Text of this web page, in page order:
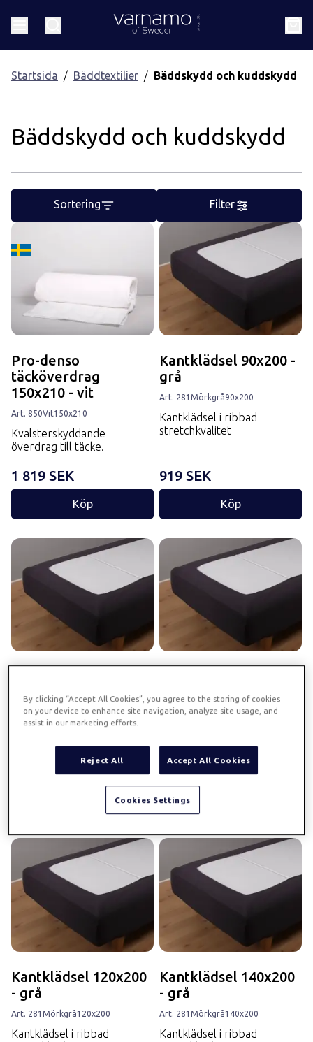
Header.homePage
Startsida Bäddtextilier Bäddskydd och kuddskydd
Bäddskydd och kuddskydd
Sortering Filter
Tillverkard i Sverige
Pro-denso
täcköverdrag
150x210 - vit
Art. 850Vit150x210
Kvalsterskyddande
överdrag till täcke.
1 819 SEK
Köp
Kantklädsel 90x200 -
grå
Art. 281 Mörkgrå90x200
Kantklädsel i ribbad
stretchkvalitet
919 SEK
Köp
- grå
Art. 281Mörkgrå105x200
stretchkvalitet
959 SEK
- grå
Art. 281Mörkgrå180x200
stretchkvalitet
1 189 SEK
Kantklädsel 120x200
- grå
Art. 281 Mörkgrå120x200
Kantklädsel i ribbad
Kantklädsel 140x200
- grå
Art. 281 Mörkgrå140x200
Kantklädsel i ribbad
By clicking “Accept All Cookies”, you agree to the storing of cookies
on your device to enhance site navigation, analyze site usage, and
assist in our marketing efforts.
Reject All Accept All Cookies
Cookies Settings